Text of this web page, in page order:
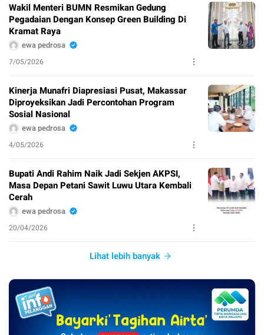
Wakil Menteri BUMN Resmikan Gedung
Pegadaian Dengan Konsep Green Building Di
Kramat Raya
ewa pedrosa
7/05/2026
Kinerja Munafri Diapresiasi Pusat, Makassar
Diproyeksikan Jadi Percontohan Program
Sosial Nasional
ewa pedrosa
4/05/2026
Bupati Andi Rahim Naik Jadi Sekjen AKPSI,
Masa Depan Petani Sawit Luwu Utara Kembali
Cerah
ewa pedrosa
20/04/2026
Lihat lebih banyak